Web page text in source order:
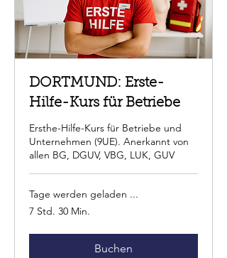
DORTMUND: Erste-
Hilfe-Kurs für Betriebe
Ersthe-Hilfe-Kurs für Betriebe und
Unternehmen (9UE). Anerkannt von
allen BG, DGUV, VBG, LUK, GUV
Tage werden geladen ...
7 Std. 30 Min.
Buchen